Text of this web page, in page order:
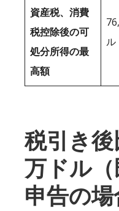
資産税、消費
税控除後の可
処分所得の最
高額
ル
税引き
万ドル
申告の